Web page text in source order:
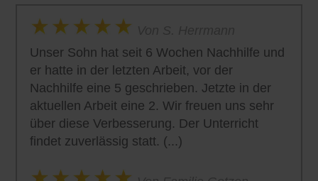
Unser Sohn hat seit 6 Wochen Nachhilfe und
er hatte in der letzten Arbeit, vor der
Nachhilfe eine 5 geschrieben. Jetzte in der
aktuellen Arbeit eine 2. Wir freuen uns sehr
über diese Verbesserung. Der Unterricht
findet zuverlässig statt. (...)